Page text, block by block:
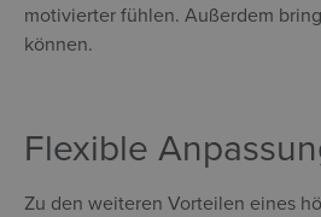
motivierter fühlen. Außerdem
können.
Flexible
Zu den weiteren Vorteilen eines